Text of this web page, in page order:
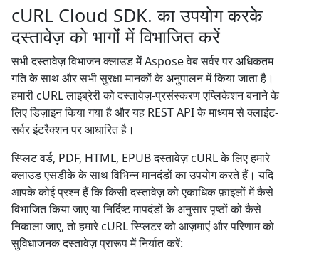
cURL Cloud SDK. का उपयोग करके
दस्तावेज़ को भागों में विभाजित करें
सभी दस्तावेज़ विभाजन क्लाउड में Aspose वेब सर्वर पर अधिकतम
गति के साथ और सभी सुरक्षा मानकों के अनुपालन में किया जाता है।
हमारी cURL लाइब्रेरी को दस्तावेज़-प्रसंस्करण एप्लिकेशन बनाने के
लिए डिज़ाइन किया गया है और यह REST API के माध्यम से क्लाइंट-
सर्वर इंटरैक्शन पर आधारित है।
स्प्लिट वर्ड, PDF, HTML, EPUB दस्तावेज़ cURL के लिए हमारे
क्लाउड एसडीके के साथ विभिन्न मानदंडों का उपयोग करते हैं। यदि
आपके कोई प्रश्न हैं कि किसी दस्तावेज़ को एकाधिक फ़ाइलों में कैसे
विभाजित किया जाए या निर्दिष्ट मापदंडों के अनुसार पृष्ठों को कैसे
निकाला जाए, तो हमारे cURL स्प्लिटर को आज़माएं और परिणाम को
सुविधाजनक दस्तावेज़ प्रारूप में निर्यात करें: